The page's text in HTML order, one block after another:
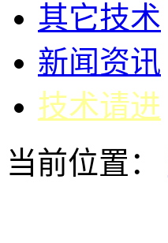
其它技术
新闻资讯
技术请进
当前位置：